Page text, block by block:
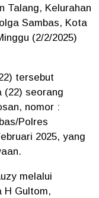
Talang, Kelurahan
Sambas, Kota
(2/2/2025)
tersebut
(22) seorang
nomor :
Polres
2025, yang
melalui
H Gultom,